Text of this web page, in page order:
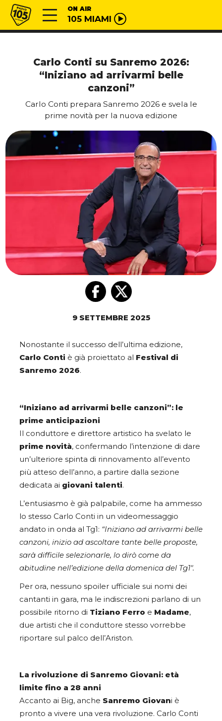
Vai al contenuto
Radio 105 ON AIR
105 MIAMI
Carlo Conti su Sanremo 2026:
“Iniziano ad arrivarmi belle
canzoni”
Carlo Conti prepara Sanremo 2026 e svela le
prime novità per la nuova edizione
9 SETTEMBRE 2025
Nonostante il successo dell’ultima edizione,
Carlo Conti è già proiettato al Festival di
Sanremo 2026.
“Iniziano ad arrivarmi belle canzoni”: le
prime anticipazioni
Il conduttore e direttore artistico ha svelato le
prime novità, confermando l’intenzione di dare
un’ulteriore spinta di rinnovamento all’evento
più atteso dell’anno, a partire dalla sezione
dedicata ai giovani talenti.
L’entusiasmo è già palpabile, come ha ammesso
lo stesso Carlo Conti in un videomessaggio
andato in onda al Tg1: “Iniziano ad arrivarmi belle
canzoni, inizio ad ascoltare tante belle proposte,
sarà difficile selezionarle, lo dirò come da
abitudine nell’edizione della domenica del Tg1″.
Per ora, nessuno spoiler ufficiale sui nomi dei
cantanti in gara, ma le indiscrezioni parlano di un
possibile ritorno di Tiziano Ferro e Madame,
due artisti che il conduttore stesso vorrebbe
riportare sul palco dell’Ariston.
La rivoluzione di Sanremo Giovani: età
limite fino a 28 anni
Accanto ai Big, anche Sanremo Giovani è
pronto a vivere una vera rivoluzione. Carlo Conti